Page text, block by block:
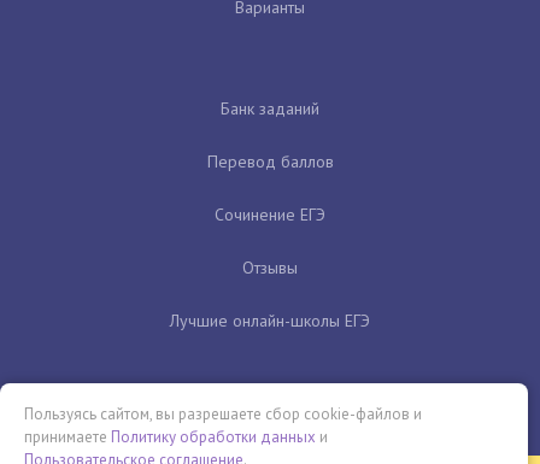
Варианты
Банк заданий
Перевод баллов
Сочинение ЕГЭ
Отзывы
Лучшие онлайн-школы ЕГЭ
Пользуясь сайтом, вы разрешаете сбор cookie-файлов и
принимаете Политику обработки данных и
Пользовательское соглашение.